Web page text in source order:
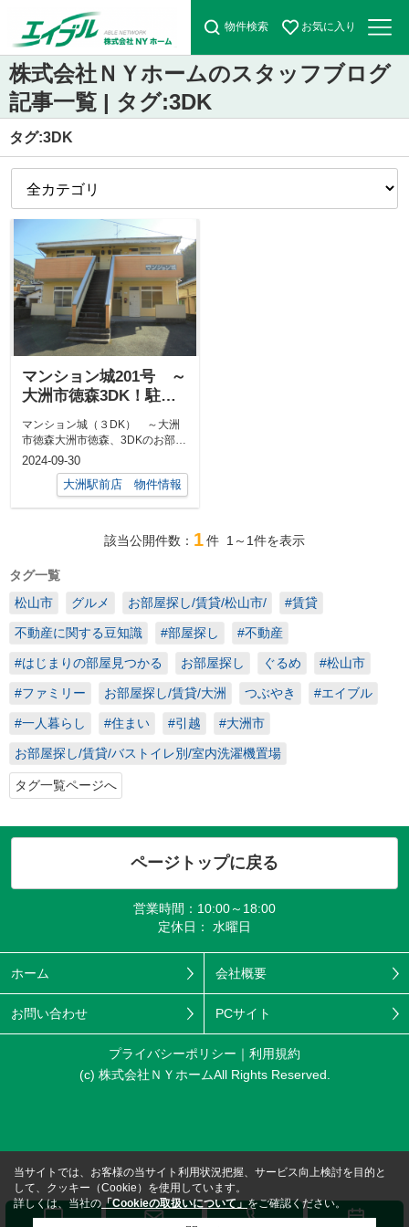
物件検索 お気に入り
株式会社ＮＹホームのスタッフブログ
記事一覧 | タグ:3DK
タグ:3DK
マンション城201号 ～
大洲市徳森3DK！駐車
マンション城（３DK） ～大洲
市徳森大洲市徳森、3DKのお部屋
をご紹介します！3DKの広さがあ
って、...
2024-09-30
大洲駅前店 物件情報
該当公開件数： 1件 1～1件を表示
タグ一覧
松山市
グルメ お部屋探し/賃貸/松山市/ #賃貸
不動産に関する豆知識 #部屋探し #不動産
#はじまりの部屋見つかる お部屋探し ぐるめ #松山市
#ファミリー お部屋探し/賃貸/大洲 つぶやき #エイブル
#一人暮らし #住まい #引越 #大洲市
お部屋探し/賃貸/バストイレ別/室内洗濯機置場
タグ一覧ページへ
ページトップに戻る
営業時間：10:00～18:00
定休日： 水曜日
ホーム 会社概要
お問い合わせ PCサイト
プライバシーポリシー
利用規約
(c) 株式会社ＮＹホームAll Rights Reserved.
当サイトでは、お客様の当サイト利用状況把握、サービス向上検討を目的と
して、クッキー（Cookie）を使用しています。
詳しくは、当社の 「Cookieの取扱いについて」をご確認ください。